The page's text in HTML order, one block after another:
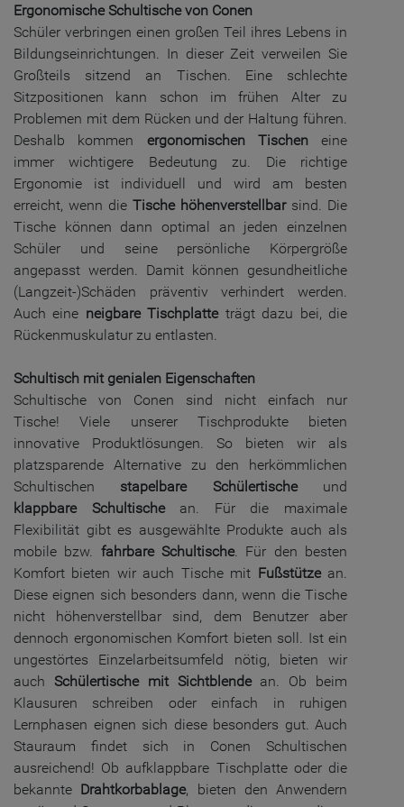
Ergonomische Schultische von Conen
Schüler verbringen einen großen Teil ihres Lebens in
Bildungseinrichtungen. In dieser Zeit verweilen Sie
Großteils sitzend an Tischen. Eine schlechte
Sitzpositionen kann schon im frühen Alter zu
Problemen mit dem Rücken und der Haltung führen.
Deshalb kommen ergonomischen Tischeneine
immer wichtigere Bedeutung zu. Die richtige
Ergonomie ist individuell und wird am besten
erreicht, wenn die Tische höhenverstellbarsind. Die
Tische können dann optimal an jeden einzelnen
Schüler und seine persönliche Körpergröße
angepasst werden. Damit können gesundheitliche
(Langzeit-)Schäden präventiv verhindert werden.
Auch eine neigbare Tischplatteträgt dazu bei, die
Rückenmuskulatur zu entlasten.
Schultisch mit genialen Eigenschaften
Schultische von Conen sind nicht einfach nur
Tische! Viele unserer Tischprodukte bieten
innovative Produktlösungen. So bieten wir als
platzsparende Alternative zu den herkömmlichen
Schultischen stapelbare Schülertischeund
klappbare Schultischean. Für die maximale
Flexibilität gibt es ausgewählte Produkte auch als
mobile bzw. fahrbare Schultische. Für den besten
Komfort bieten wir auch Tische mit Fußstützean.
Diese eignen sich besonders dann, wenn die Tische
nicht höhenverstellbar sind, dem Benutzer aber
dennoch ergonomischen Komfort bieten soll. Ist ein
ungestörtes Einzelarbeitsumfeld nötig, bieten wir
auch Schülertische mit Sichtblendean. Ob beim
Klausuren schreiben oder einfach in ruhigen
Lernphasen eignen sich diese besonders gut. Auch
Stauraum findet sich in Conen Schultischen
ausreichend! Ob aufklappbare Tischplatte oder die
bekannte Drahtkorbablage, bieten den Anwendern